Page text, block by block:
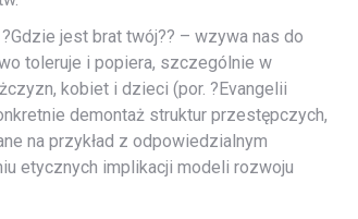
jest brat twój?? – wzywa nas do
toleruje i popiera, szczególnie w
kobiet i dzieci (por. ?Evangelii
demontaż struktur przestępczych,
na przykład z odpowiedzialnym
etycznych implikacji modeli rozwoju